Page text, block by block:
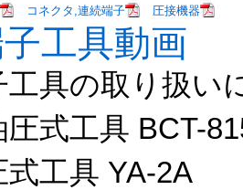
コネクタ,連続端子 圧接機器
工具動画
工具の取り扱い
式工具 BCT-
工具 YA-2A